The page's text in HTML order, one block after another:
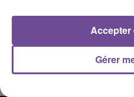
L'actu-région Flash FM du 19
Gérer
Accepter